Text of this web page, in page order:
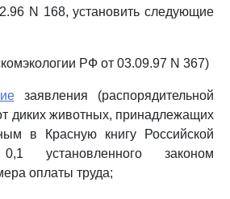
N 168, установить следующие
РФ от 03.09.97 N 367)
заявления (распорядительной
диких животных, принадлежащих
в Красную книгу Российской
установленного законом
оплаты труда;